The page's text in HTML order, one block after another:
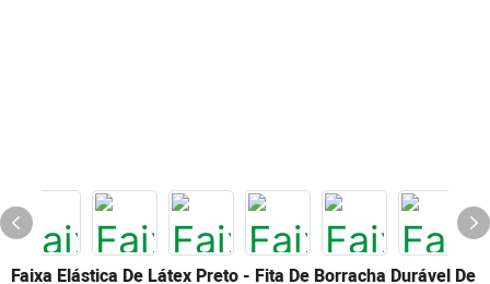
Faixa Elástica De Látex Preto - Fita De Borracha Durável De